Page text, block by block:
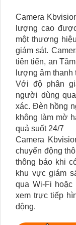
Camera
lượng cao
một thương
giám sát.
tiên tiến, an
lượng âm thanh
Với độ phân
người dùng
xác. Đèn hồng
không làm mờ
quả suốt 24/7
Camera
chuyển động
thông báo khi
khu vực giám
qua Wi-Fi hoặc
xem trực tiếp
động.